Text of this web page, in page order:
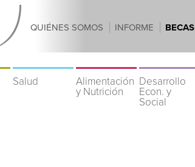
QUIÉNES SOMOS INFORME BECAS
Salud
Alimentación
y Nutrición
Desarrollo
Econ. y
Social